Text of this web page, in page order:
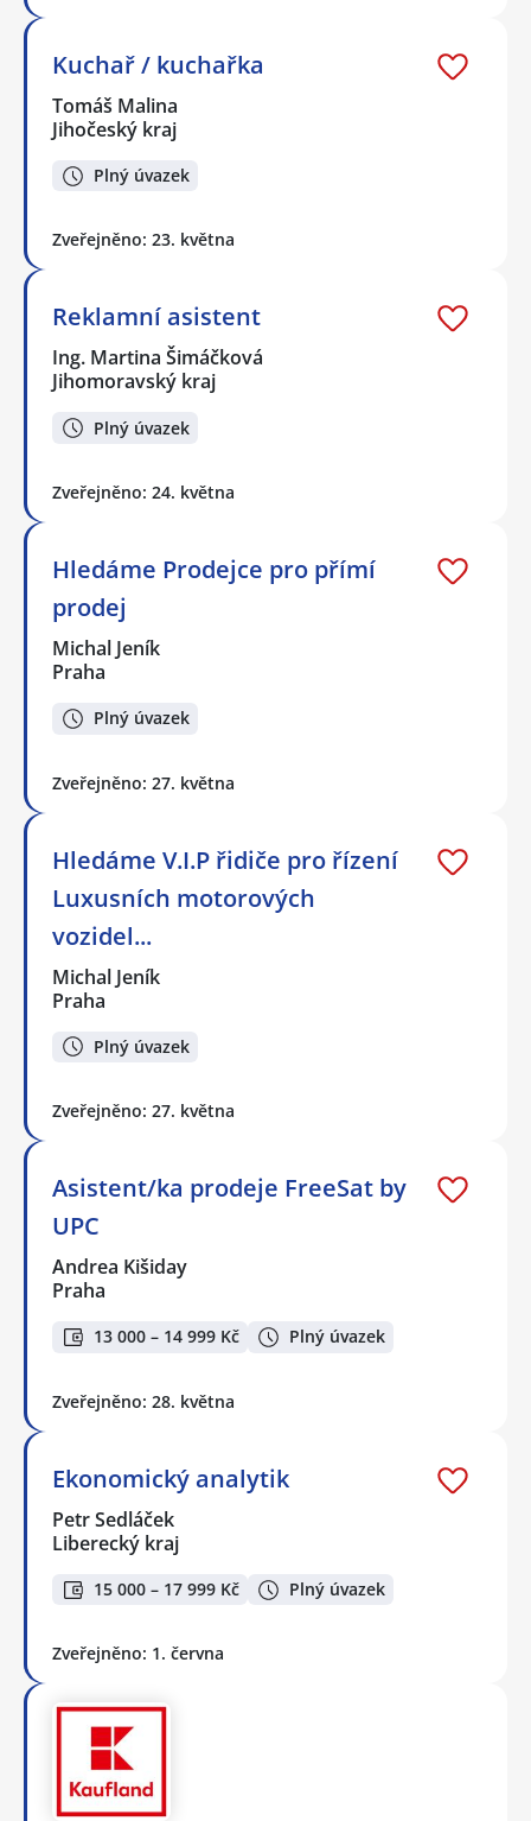
Kuchař / kuchařka
Tomáš Malina
Jihočeský kraj
Plný úvazek
Zveřejněno: 23. května
Reklamní asistent
Ing. Martina Šimáčková
Jihomoravský kraj
Plný úvazek
Zveřejněno: 24. května
Hledáme Prodejce pro přímí
prodej
Michal Jeník
Praha
Plný úvazek
Zveřejněno: 27. května
Hledáme V.I.P řidiče pro řízení
Luxusních motorových
vozidel...
Michal Jeník
Praha
Plný úvazek
Zveřejněno: 27. května
Asistent/ka prodeje FreeSat by
UPC
Andrea Kišiday
Praha
13 000 – 14 999 Kč Plný úvazek
Zveřejněno: 28. května
Ekonomický analytik
Petr Sedláček
Liberecký kraj
15 000 – 17 999 Kč Plný úvazek
Zveřejněno: 1. června